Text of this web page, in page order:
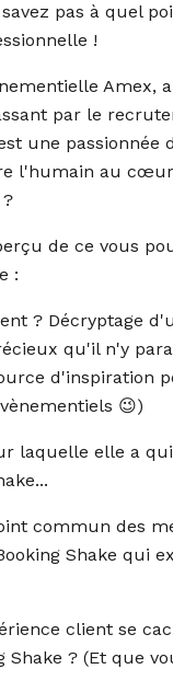
pas à quel
!
Amex,
par le
une passionnée
l'humain au
de ce vous
:
? Décryptage
qu'il n'y
d'inspiration
😉)
laquelle elle a
commun des
Shake qui
client se
Shake ? (Et que